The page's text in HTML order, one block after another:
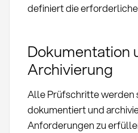
definiert die
Dokumentation
Archivierung
Alle Prüfschritte werden
dokumentiert und
Anforderungen zu